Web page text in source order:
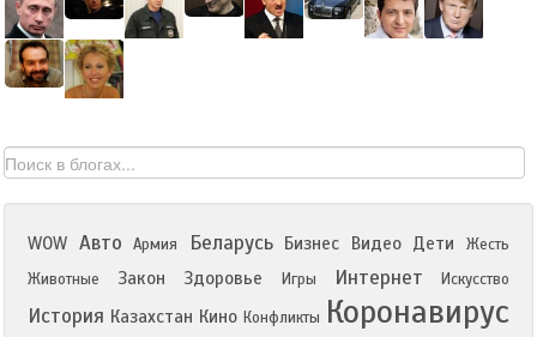
WOW Авто Армия Беларусь Бизнес Видео Дети
Жесть
Животные
Закон Здоровье Игры Интернет Искусство
История Казахстан Кино Конфликты Коронавирус